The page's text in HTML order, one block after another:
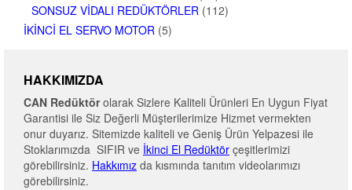
SONSUZ VIDALI REDÜKTÖRLER (112)
İKINCI EL SERVO MOTOR (5)
HAKKIMIZDA
CAN Redüktörolarak Sizlere Kaliteli Ürünleri En Uygun Fiyat
Garantisi ile Siz Değerli Müşterilerimize Hizmet vermekten
onur duyarız. Sitemizde kaliteli ve Geniş Ürün Yelpazesi ile
Stoklarımızda SIFIR ve İkinci El Redüktör çeşitlerimizi
görebilirsiniz. Hakkımız da kısmında tanıtım videolarımızı
görebilirsiniz.